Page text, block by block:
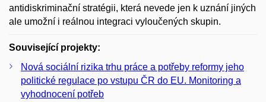
antidiskriminační stratégii, která nevede jen k uznání jiných
ale umožní i reálnou integraci vyloučených skupin.
Související projekty:
Nová sociální rizika trhu práce a potřeby reformy jeho
politické regulace po vstupu ČR do EU. Monitoring a
vyhodnocení potřeb